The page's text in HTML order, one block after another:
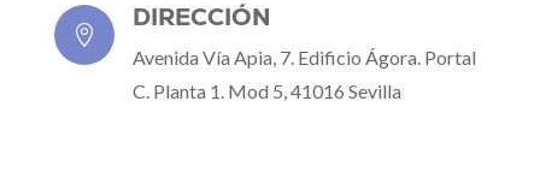

DIRECCIÓN
Avenida Vía Apia, 7. Edificio Ágora. Portal
C. Planta 1. Mod 5, 41016 Sevilla